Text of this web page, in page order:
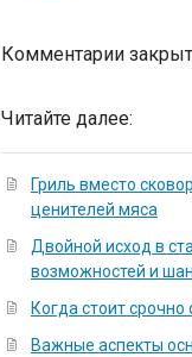
Комментарии
Читайте далее:
Гриль вместо
ценителей мяса
Двойной исход в
возможностей и
Когда стоит срочно
Важные аспекты